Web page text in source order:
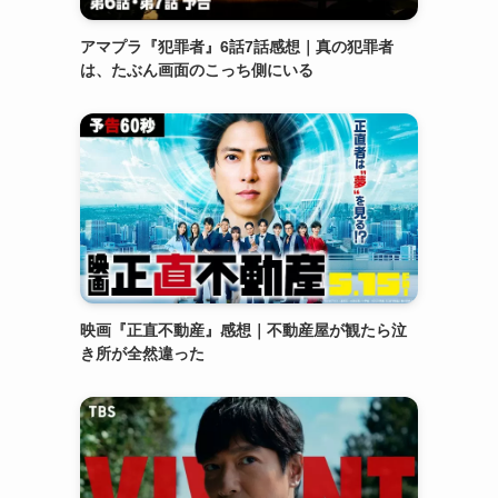
アマプラ『犯罪者』6話7話感想｜真の犯罪者
は、たぶん画面のこっち側にいる
映画『正直不動産』感想｜不動産屋が観たら泣
き所が全然違った